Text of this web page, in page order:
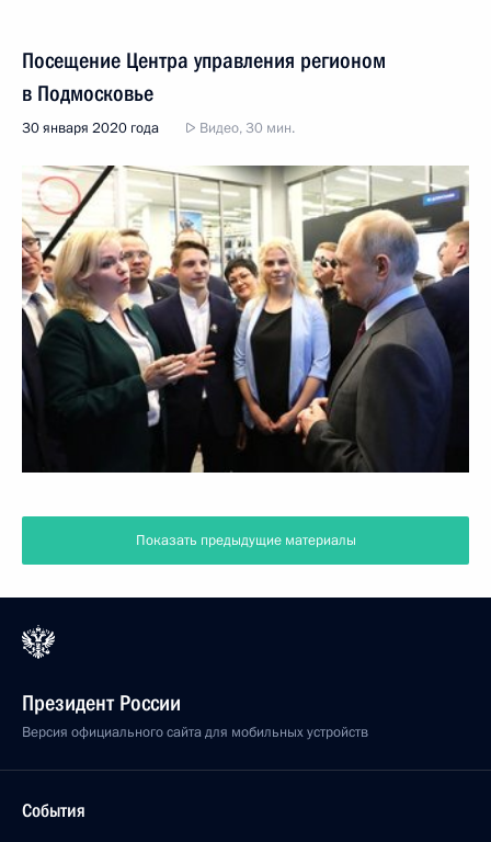
Посещение Центра управления регионом
в Подмосковье
30 января 2020 года Видео, 30 мин.
Показать предыдущие материалы
Президент России
Версия официального сайта для мобильных устройств
События